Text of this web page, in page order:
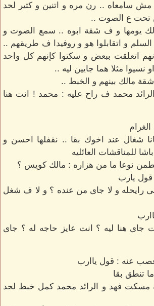
سامعاه .. رن مره و اتنين و كتير لحد
تحت ع الصوت ..
يومها و ف شقة ابوه .. سمع الصوت و
و اتقابلوا هو و روفيدا ف طريقهم ..
اتعلقت ببعض و سكتوا كإنهم كل واحد
مثلا هما جايين ليه ..
شقة مالك بينهم و الخبط ..
محمد ف راح عليه : محمد ! انت هنا
شغال عند اخوك بقا .. نقفلها احسن و
للمناقشات العائليه
نوعا ما من هزاره : مالك كويس ؟
قول يارب
رايحله و لا جاى من عنده ؟ و لا ف شغل
هنا ليه ؟ انت عايز حاجه له ؟ جاى
عنه : قول ياارب
تنطق بقا
مسكت فهد و الرائد محمد كمل خبط لحد